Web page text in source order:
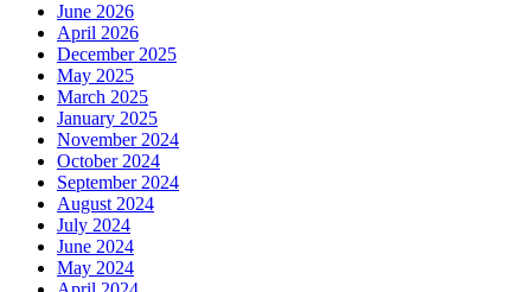
June 2026
April 2026
December 2025
May 2025
March 2025
January 2025
November 2024
October 2024
September 2024
August 2024
July 2024
June 2024
May 2024